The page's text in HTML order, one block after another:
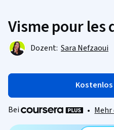
Visme pour les
Dozent: Sara Nefzaoui
Bei •